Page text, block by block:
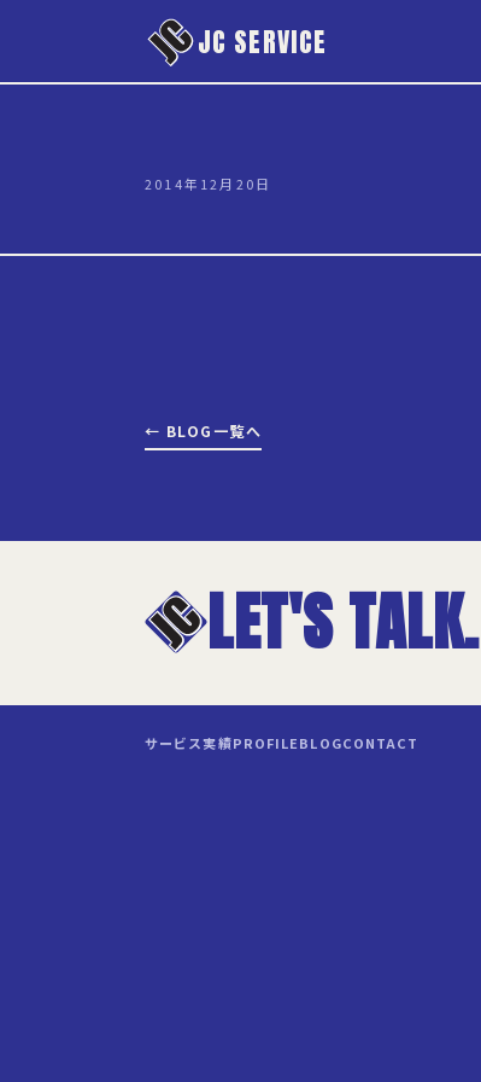
JC SERVICE
2014年12月20日
← BLOG一覧へ
LET'S TALK.
サービス実績PROFILEBLOGCONTACT